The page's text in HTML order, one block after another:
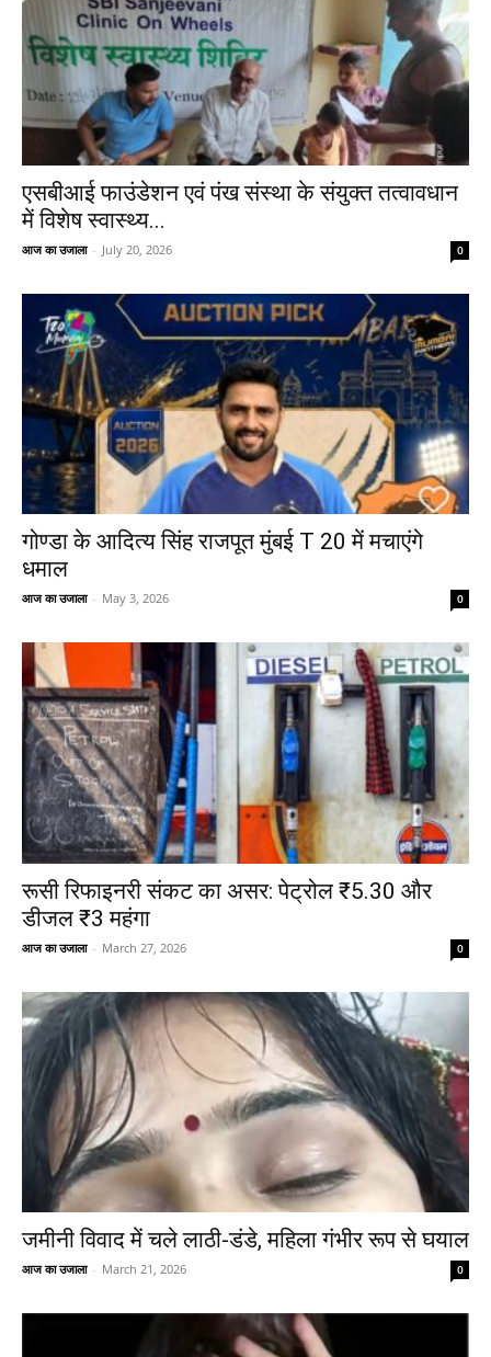
एसबीआई फाउंडेशन एवं पंख संस्था के संयुक्त तत्वावधान
में विशेष स्वास्थ्य...
आज का उजाला - July 20, 2026 0
गोण्डा के आदित्य सिंह राजपूत मुंबई T 20 में मचाएंगे
धमाल
आज का उजाला - May 3, 2026 0
रूसी रिफाइनरी संकट का असर: पेट्रोल ₹5.30 और
डीजल ₹3 महंगा
आज का उजाला - March 27, 2026 0
जमीनी विवाद में चले लाठी-डंडे, महिला गंभीर रूप से घयाल
आज का उजाला - March 21, 2026 0